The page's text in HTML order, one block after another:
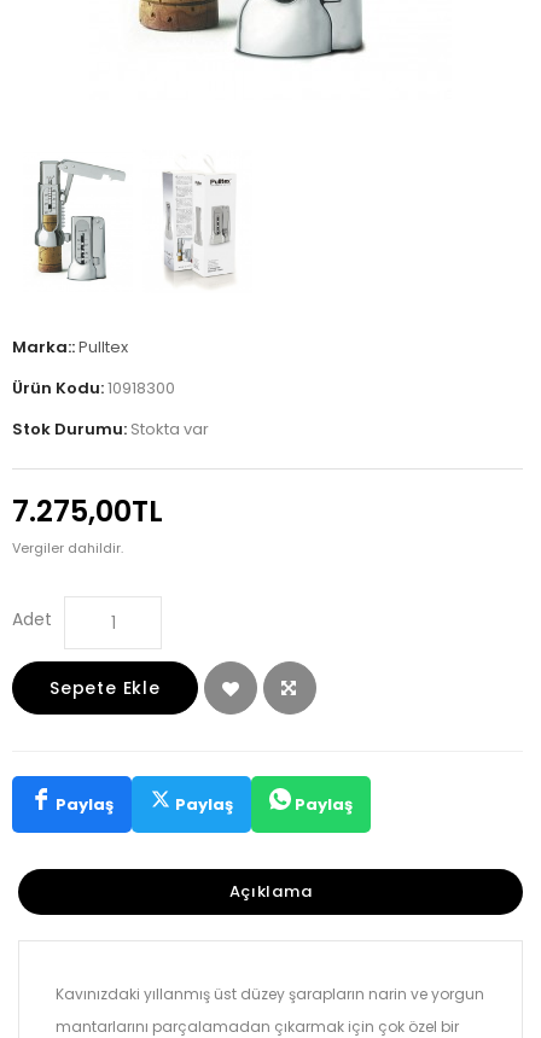
Marka::Pulltex
Ürün Kodu:10918300
Stok Durumu: Stokta var
7.275,00TL
Vergiler dahildir.
Adet
Sepete Ekle
Paylaş Paylaş Paylaş
Açıklama
Kavınızdaki yıllanmış üst düzey şarapların narin ve yorgun
mantarlarını parçalamadan çıkarmak için çok özel bir